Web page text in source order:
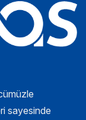
sayesinde